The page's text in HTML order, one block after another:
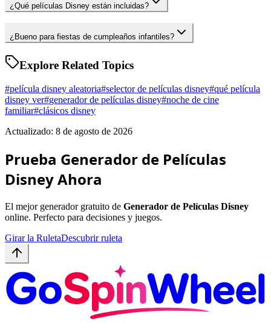
¿Qué películas Disney están incluidas?
¿Bueno para fiestas de cumpleaños infantiles?
Explore Related Topics
#película disney aleatoria#selector de películas disney#qué película
disney ver#generador de películas disney#noche de cine
familiar#clásicos disney
Actualizado: 8 de agosto de 2026
Prueba Generador de Películas
Disney Ahora
El mejor generador gratuito de Generador de Películas Disney
online. Perfecto para decisiones y juegos.
Girar la RuletaDescubrir ruleta